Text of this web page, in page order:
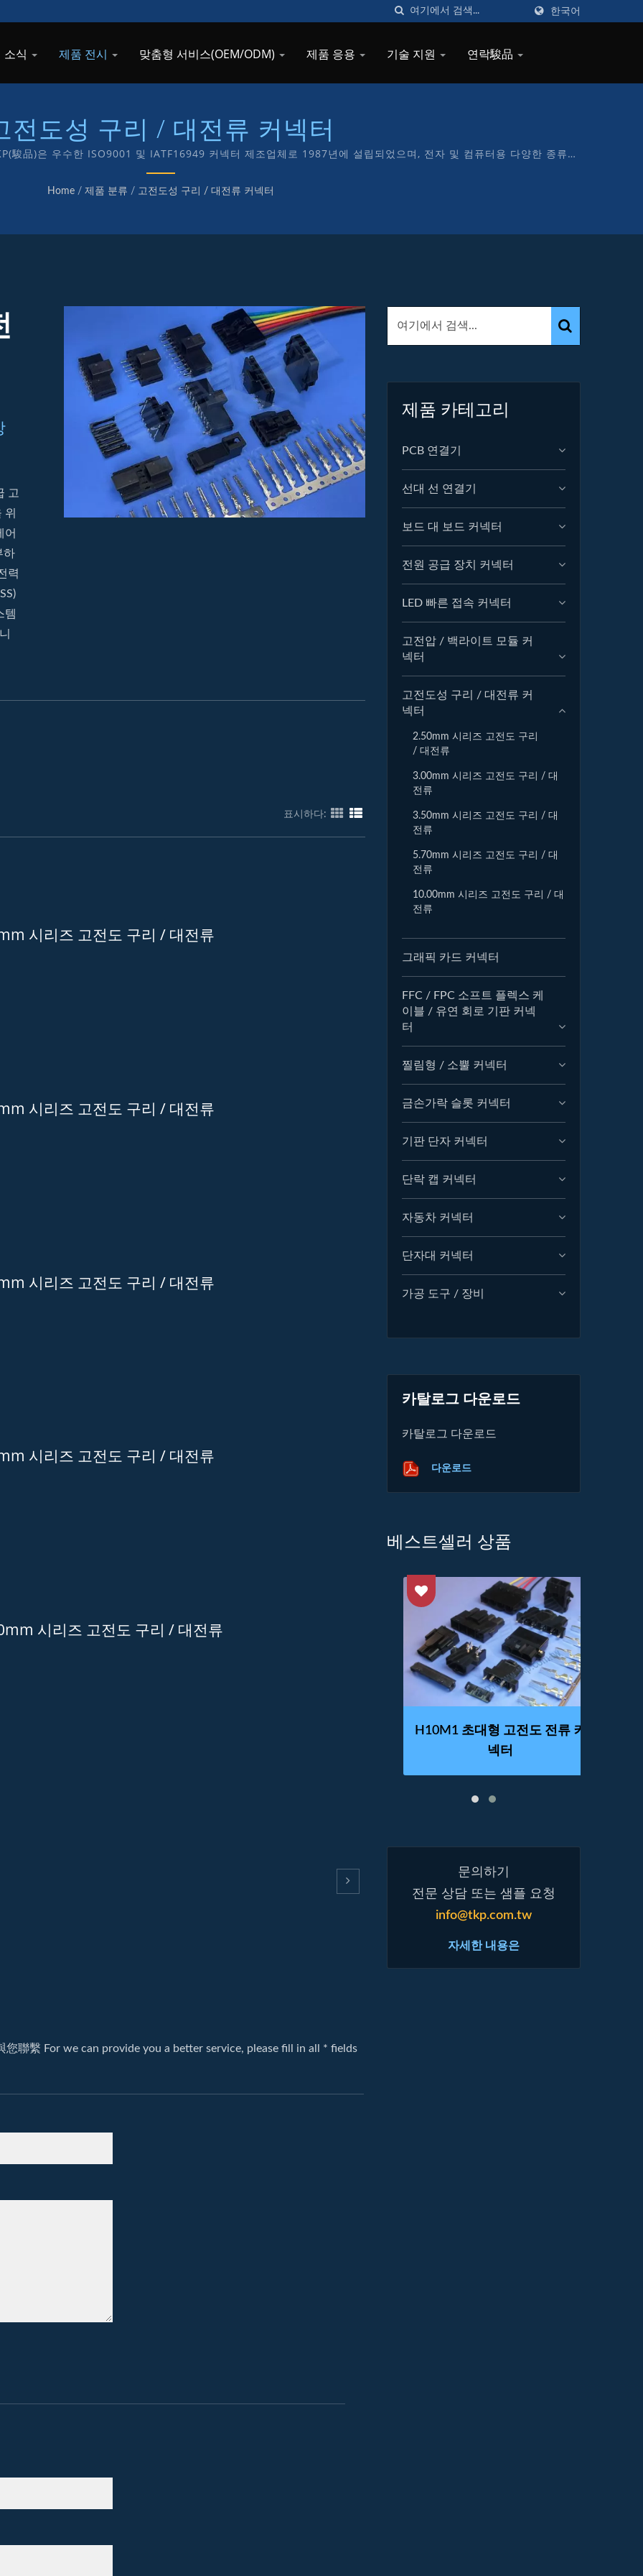
한국어
소식 제품 전시 맞춤형 서비스(OEM/ODM) 제품 응용 기술 지원 연락駿品
전도성 구리 / 대전류 커넥터
駿品)은 우수한 ISO9001 및 IATF16949 커넥터 제조업체로 1987년에 설립되었으며, 전자 및 컴퓨터용 다양한 종류의
커넥터 제조에 "TKP" 자체 브랜드를 전념하고 있습니다.
Home / 제품 분류 / 고전도성 구리 / 대전류 커넥터
고
위
어
하
력
템
표시하다:
시리즈 고전도 구리 / 대전류
시리즈 고전도 구리 / 대전류
시리즈 고전도 구리 / 대전류
시리즈 고전도 구리 / 대전류
시리즈 고전도 구리 / 대전류
제품 카테고리
PCB 연결기
선대 선 연결기
보드 대 보드 커넥터
전원 공급 장치 커넥터
LED 빠른 접속 커넥터
고전압 / 백라이트 모듈 커
넥터
고전도성 구리 / 대전류 커
넥터
2.50mm 시리즈 고전도 구리
/ 대전류
3.00mm 시리즈 고전도 구리 / 대
전류
3.50mm 시리즈 고전도 구리 / 대
전류
5.70mm 시리즈 고전도 구리 / 대
전류
10.00mm 시리즈 고전도 구리 / 대
전류
그래픽 카드 커넥터
FFC / FPC 소프트 플렉스 케
이블 / 유연 회로 기판 커넥
터
찔림형 / 소뿔 커넥터
금손가락 슬롯 커넥터
기판 단자 커넥터
단락 캡 커넥터
자동차 커넥터
단자대 커넥터
가공 도구 / 장비
카탈로그 다운로드
카탈로그 다운로드
다운로드
베스트셀러 상품
H10M1 초대형 고전도 전류 커
넥터
문의하기
전문 상담 또는 샘플 요청
info@tkp.com.tw
자세한 내용은